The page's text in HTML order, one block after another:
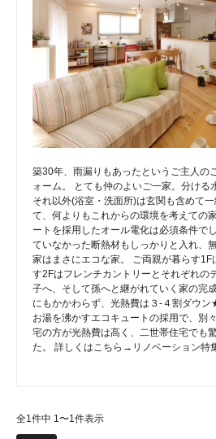
築30年、雨漏りもあったというご主人の
ォーム。 とても仲のよいご一家。分ける
それ以外(浴室・洗面所)は玄関も含めて
て、何よりもこれからの環境を考えての
ートを採用したオール電化は必須条件で
ていなかった断熱材もしっかりと入れ、
家はまさにエコな家。 ご両親が暮らす1F
す2Fはフレンチカントリーとそれぞれの
子へ、そして孫へと継がれていく家の
にもかかわらず、光熱費は３-４割ダウ
お湯を沸かすエコキュートの採用で、別
宅の方が光熱費は高く、二世帯住宅でも
た。 詳しくはこちら→リノベーション特
全1件中 1〜1件表示